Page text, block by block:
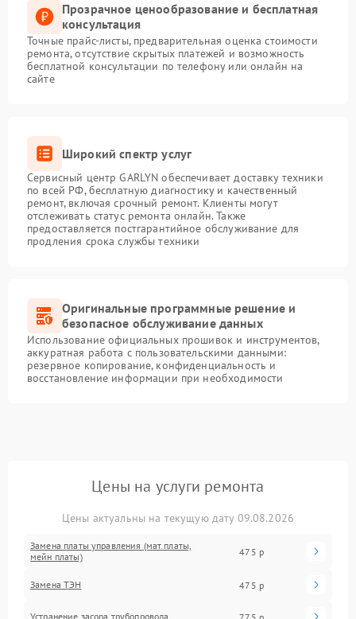
Прозрачное ценообразование и бесплатная
консультация
Точные прайс-листы, предварительная оценка стоимости
ремонта, отсутствие скрытых платежей и возможность
бесплатной консультации по телефону или онлайн на
сайте
Широкий спектр услуг
Сервисный центр GARLYN обеспечивает доставку техники
по всей РФ, бесплатную диагностику и качественный
ремонт, включая срочный ремонт. Клиенты могут
отслеживать статус ремонта онлайн. Также
предоставляется постгарантийное обслуживание для
продления срока службы техники
Оригинальные программные решение и
безопасное обслуживание данных
Использование официальных прошивок и инструментов,
аккуратная работа с пользовательскими данными:
резервное копирование, конфиденциальность и
восстановление информации при необходимости
Цены на услуги ремонта
Цены актуальны на текущую дату 09.08.2026
Замена платы управления (мат.платы,
мейн платы)
475 р
Замена ТЭН 475 р
Устранение засора трубопровода